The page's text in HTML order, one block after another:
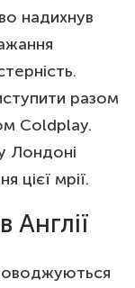
надихнув
разом
Coldplay.
Лондоні
цієї мрії.